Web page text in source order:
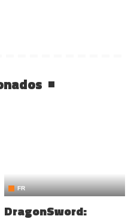
FR
DragonSword: